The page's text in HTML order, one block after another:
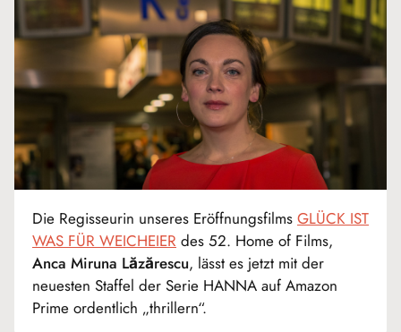
Die Regisseurin unseres Eröffnungsfilms GLÜCK IST
WAS FÜR WEICHEIER des 52. Home of Films,
Anca Miruna Lăzărescu, lässt es jetzt mit der
neuesten Staffel der Serie HANNA auf Amazon
Prime ordentlich „thrillern“.